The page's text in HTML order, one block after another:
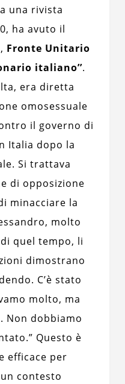
una rivista
ha avuto il
, Fronte Unitario
italiano’’.
era diretta
omosessuale
il governo di
Italia dopo la
Si trattava
di opposizione
minacciare la
molto
quel tempo, li
dimostrano
C’è stato
molto, ma
Non dobbiamo
Questo è
efficace per
contesto